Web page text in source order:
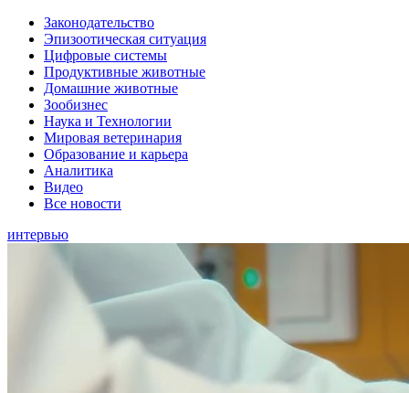
Законодательство
Эпизоотическая ситуация
Цифровые системы
Продуктивные животные
Домашние животные
Зообизнес
Наука и Технологии
Мировая ветеринария
Образование и карьера
Аналитика
Видео
Все новости
интервью